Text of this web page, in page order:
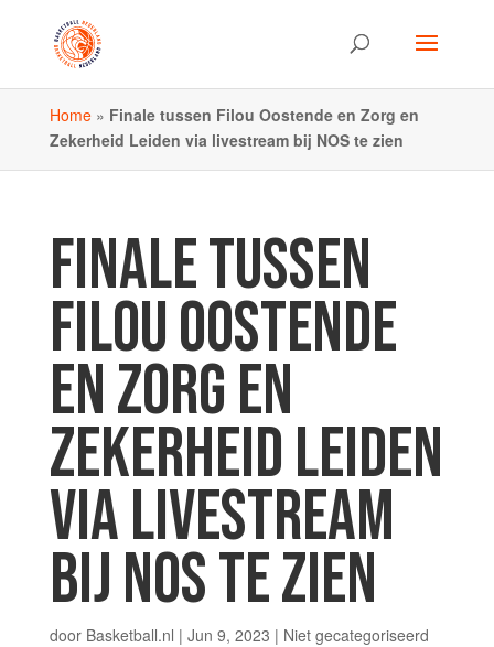
Home» Finale tussen Filou Oostende en Zorg en
Zekerheid Leiden via livestream bij NOS te zien
FINALE TUSSEN
FILOU OOSTENDE
EN ZORG EN
ZEKERHEID LEIDEN
VIA LIVESTREAM
BIJ NOS TE ZIEN
door Basketball.nl | Jun 9, 2023 | Niet gecategoriseerd